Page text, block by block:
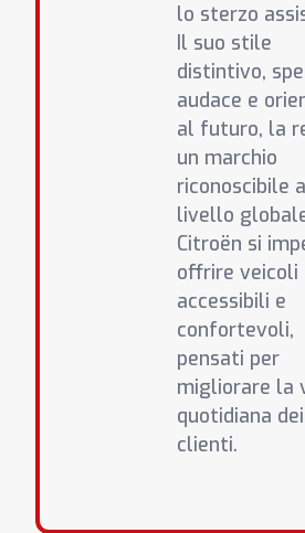
lo sterzo
Il suo stile
distintivo,
audace e
al futuro, la
un marchio
riconoscibile a
livello
Citroën si
offrire veicoli
accessibili e
confortevoli,
pensati per
migliorare la
quotidiana
clienti.